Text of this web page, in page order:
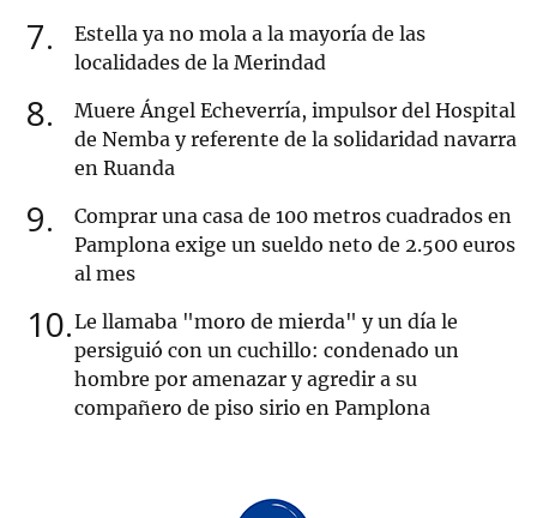
7
Estella ya no mola a la mayoría de las
localidades de la Merindad
8
Muere Ángel Echeverría, impulsor del Hospital
de Nemba y referente de la solidaridad navarra
en Ruanda
9
Comprar una casa de 100 metros cuadrados en
Pamplona exige un sueldo neto de 2.500 euros
al mes
10 Le llamaba "moro de mierda" y un día le
persiguió con un cuchillo: condenado un
hombre por amenazar y agredir a su
compañero de piso sirio en Pamplona